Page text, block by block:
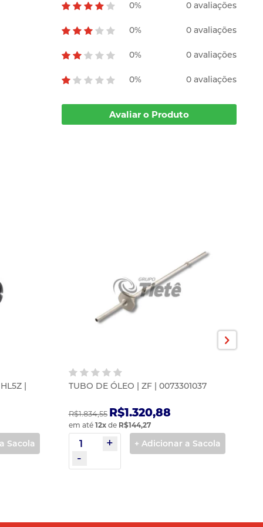
0% 0 avaliações
0% 0 avaliações
0% 0 avaliações
0% 0 avaliações
Avaliar o Produto
|
Sacola
TUBO DE ÓLEO | ZF | 0073301037
R$1.834,55 R$1.320,88
em até 12xde R$144,27
+ Adicionar a Sacola